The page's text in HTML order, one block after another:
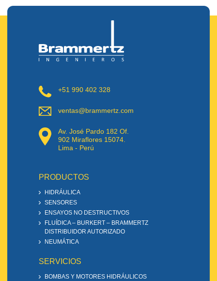
+51 990 402 328
ventas@brammertz.com
Av. José Pardo 182 Of.
902 Miraflores 15074.
Lima - Perú
PRODUCTOS
HIDRÁULICA
SENSORES
ENSAYOS NO DESTRUCTIVOS
FLUÍDICA – BURKERT – BRAMMERTZ
DISTRIBUIDOR AUTORIZADO
NEUMÁTICA
SERVICIOS
BOMBAS Y MOTORES HIDRÁULICOS